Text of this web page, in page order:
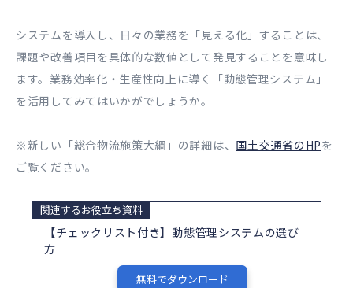
システムを導入し、日々の業務を「見える化」することは、
課題や改善項目を具体的な数値として発見することを意味し
ます。業務効率化・生産性向上に導く「動態管理システム」
を活用してみてはいかがでしょうか。
※新しい「総合物流施策大綱」の詳細は、 国土交通省のHPを
ご覧ください。
関連するお役立ち資料
【チェックリスト付き】動態管理システムの選び
方
無料でダウンロード